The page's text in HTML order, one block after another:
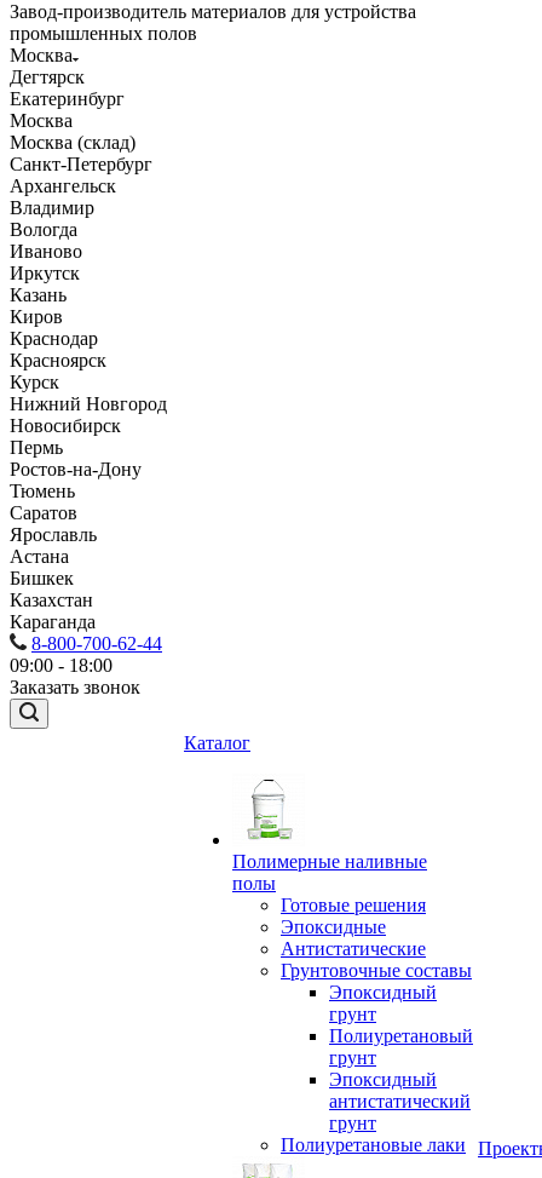
Завод-производитель материалов для устройства
промышленных полов
Москва
Дегтярск
Екатеринбург
Москва
Москва (склад)
Санкт-Петербург
Архангельск
Владимир
Вологда
Иваново
Иркутск
Казань
Киров
Краснодар
Красноярск
Курск
Нижний Новгород
Новосибирск
Пермь
Ростов-на-Дону
Тюмень
Саратов
Ярославль
Астана
Бишкек
Казахстан
Караганда
8-800-700-62-44
09:00 - 18:00
Заказать звонок
Каталог
Полимерные наливные
полы
Готовые решения
Эпоксидные
Антистатические
Грунтовочные составы
Эпоксидный
грунт
Полиуретановый
грунт
Эпоксидный
антистатический
грунт
Полиуретановые лаки